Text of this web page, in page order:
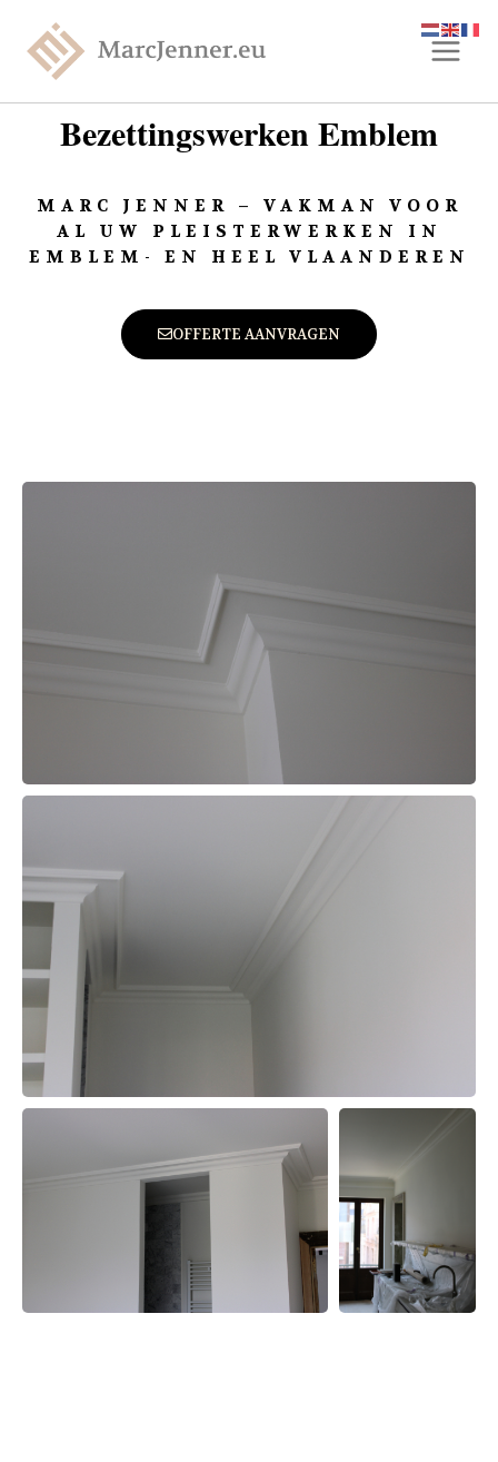
Bezettingswerken Emblem
MARC JENNER – VAKMAN VOOR
AL UW PLEISTERWERKEN IN
EMBLEM- EN HEEL VLAANDEREN
OFFERTE AANVRAGEN